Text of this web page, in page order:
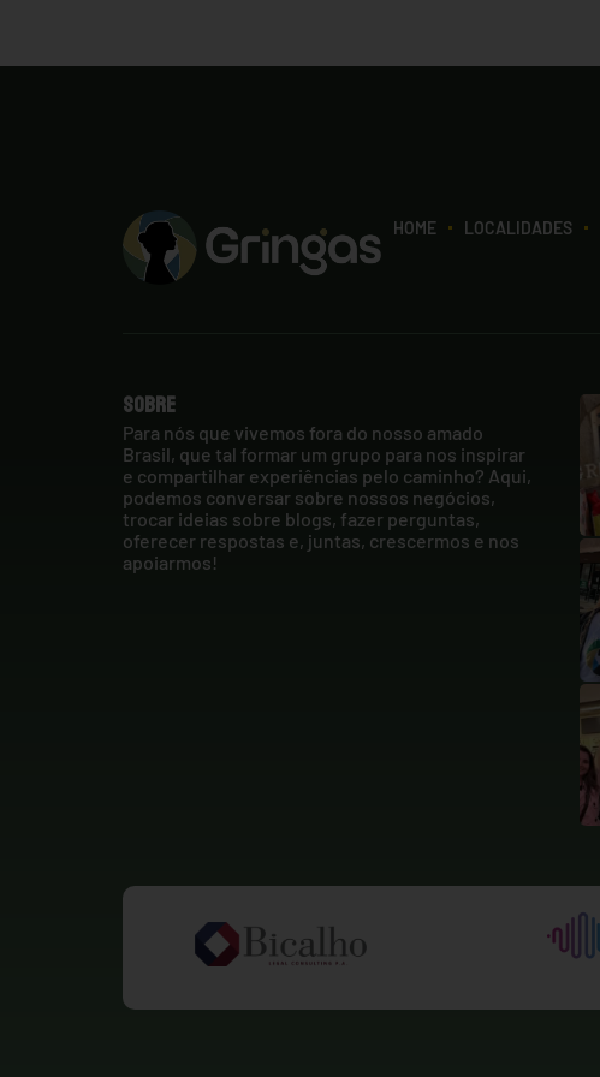
HOME LOCALIDADES
Sobre
Para nós que vivemos fora do nosso amado
Brasil, que tal formar um grupo para nos inspirar
e compartilhar experiências pelo caminho? Aqui,
podemos conversar sobre nossos negócios,
trocar ideias sobre blogs, fazer perguntas,
oferecer respostas e, juntas, crescermos e nos
apoiarmos!